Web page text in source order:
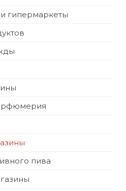
гипермаркеты
пива